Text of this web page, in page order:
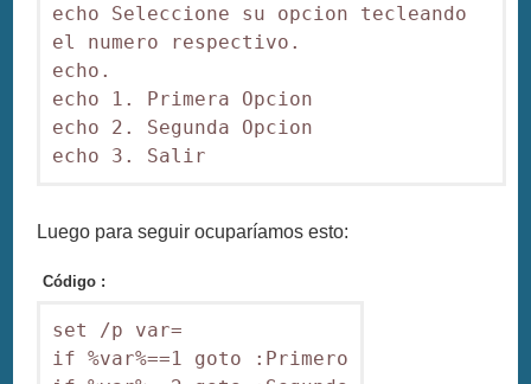
echo Seleccione su opcion tecleando
el numero respectivo.
echo.
echo 1. Primera Opcion
echo 2. Segunda Opcion
Luego para seguir ocuparíamos esto:
Código :
set /p var=
if %var%==1 goto :Primero